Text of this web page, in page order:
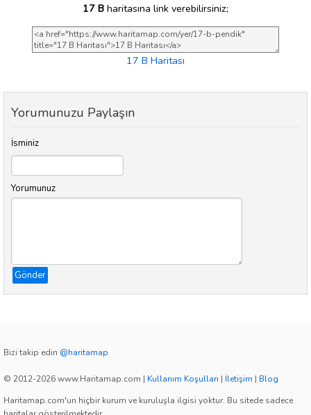
17 B haritasına link verebilirsiniz;
17 B Haritası
Yorumunuzu Paylaşın
İsminiz
Yorumunuz
Gönder
Bizi takip edin @haritamap
© 2012-2026 www.Haritamap.com | Kullanım Koşulları | İletişim | Blog
Haritamap.com'un hiçbir kurum ve kuruluşla ilgisi yoktur. Bu sitede sadece